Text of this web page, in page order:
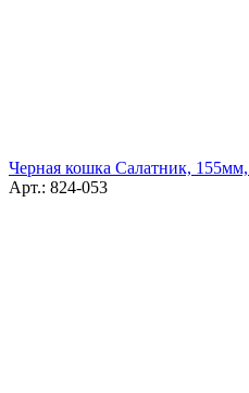
Черная кошка Салатник,
Арт.: 824-053